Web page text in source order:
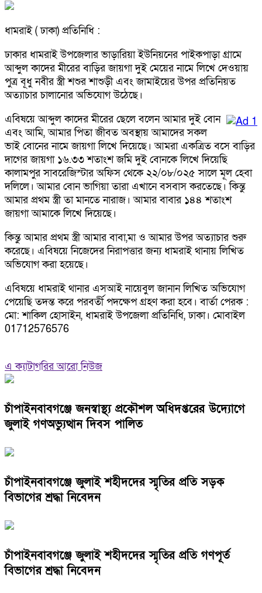
ধামরাই ( ঢাকা) প্রতিনিধি :
ঢাকার ধামরাই উপজেলার ভাড়ারিয়া ইউনিয়নের পাইকপাড়া গ্রামে
আব্দুল কাদের মীরের বাড়ির জায়গা দুই মেয়ের নামে লিখে দেওয়ায়
পুত্র বূধু নবীর স্ত্রী শশুর শাশুড়ী এবং জামাইয়ের উপর প্রতিনিয়ত
অত্যাচার চালানোর অভিযোগ উঠেছে।
এবিষয়ে আব্দুল কাদের মীরের ছেলে বলেন আমার দুই বোন
এবং আমি, আমার পিতা জীবত অবস্থায় আমাদের সকল
ভাই বোনের নামে জায়গা লিখে দিয়েছে। আমরা একত্রিত বসে বাড়ির
দাগের জায়গা ১৬.৩৩ শতাংশ জমি দুই বোনকে লিখে দিয়েছি
কালামপুর সাবরেজিস্টার অফিস থেকে ২২/০৮/০২৫ সালে মূল হেবা
দলিলে। আমার বোন ভাগিয়া তারা এখানে বসবাস করতেছে। কিন্তু
আমার প্রথম স্ত্রী তা মানতে নারাজ। আমার বাবার ১৪৪ শতাংশ
জায়গা আমাকে লিখে দিয়েছে।
কিন্তু আমার প্রথম স্ত্রী আমার বাবা,মা ও আমার উপর অত্যাচার শুরু
করেছে। এবিষয়ে নিজেদের নিরাপত্তার জন্য ধামরাই থানায় লিখিত
অভিযোগ করা হয়েছে।
এবিষয়ে ধামরাই থানার এসআই নায়েবুল জানান লিখিত অভিযোগ
পেয়েছি তদন্ত করে পরবর্তী পদক্ষেপ গ্রহণ করা হবে। বার্তা পেরক :
মো: শাকিল হোসাইন, ধামরাই উপজেলা প্রতিনিধি, ঢাকা। মোবাইল
01712576576
এ ক্যাটাগরির আরো নিউজ
চাঁপাইনবাবগঞ্জে জনস্বাস্থ্য প্রকৌশল অধিদপ্তরের উদ্যোগে
জুলাই গণঅভ্যুত্থান দিবস পালিত
চাঁপাইনবাবগঞ্জে জুলাই শহীদদের স্মৃতির প্রতি সড়ক
বিভাগের শ্রদ্ধা নিবেদন
চাঁপাইনবাবগঞ্জে জুলাই শহীদদের স্মৃতির প্রতি গণপূর্ত
বিভাগের শ্রদ্ধা নিবেদন